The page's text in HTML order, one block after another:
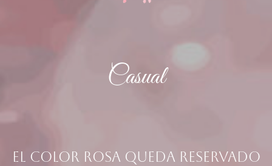
Casual
El color rosa queda reservado